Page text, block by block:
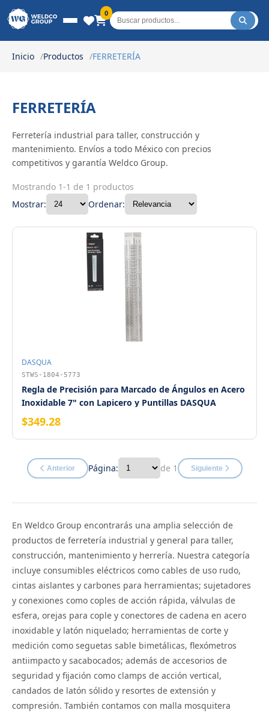
Weldco Group.
0
Inicio Productos FERRETERÍA
FERRETERÍA
Ferretería industrial para taller, construcción y
mantenimiento. Envíos a todo México con precios
competitivos y garantía Weldco Group.
Mostrando 1-1 de 1 productos
Mostrar:
Ordenar:
DASQUA
STWS-1804-5773
Regla de Precisión para Marcado de Ángulos en Acero
Inoxidable 7" con Lapicero y Puntillas DASQUA
$349.28
Anterior Página: de 1 Siguiente
En Weldco Group encontrarás una amplia selección de
productos de ferretería industrial y general para taller,
construcción, mantenimiento y herrería. Nuestra categoría
incluye consumibles eléctricos como cables de uso rudo,
cintas aislantes y carbones para herramientas; sujetadores
y conexiones como coples de acción rápida, válvulas de
esfera, orejas para cople y conectores de cadena en acero
inoxidable y latón niquelado; herramientas de corte y
medición como seguetas sable bimetálicas, flexómetros
antiimpacto y sacabocados; además de accesorios de
seguridad y fijación como clamps de acción vertical,
candados de latón sólido y resortes de extensión y
compresión. También contamos con malla mosquitera